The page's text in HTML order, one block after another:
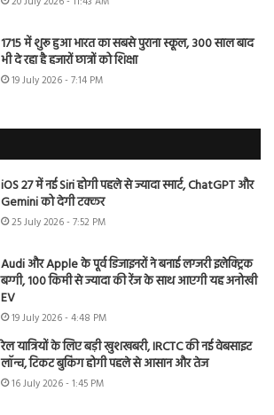
1715 में शुरू हुआ भारत का सबसे पुराना स्कूल, 300 साल बाद
भी दे रहा है हजारों छात्रों को शिक्षा
19 July 2026 - 7:14 PM
iOS 27 में नई Siri होगी पहले से ज्यादा स्मार्ट, ChatGPT और
Gemini को देगी टक्कर
25 July 2026 - 7:52 PM
Audi और Apple के पूर्व डिजाइनरों ने बनाई लग्जरी इलेक्ट्रिक
बग्गी, 100 किमी से ज्यादा की रेंज के साथ आएगी यह अनोखी
EV
19 July 2026 - 4:48 PM
रेल यात्रियों के लिए बड़ी खुशखबरी, IRCTC की नई वेबसाइट
लॉन्च, टिकट बुकिंग होगी पहले से आसान और तेज
16 July 2026 - 1:45 PM